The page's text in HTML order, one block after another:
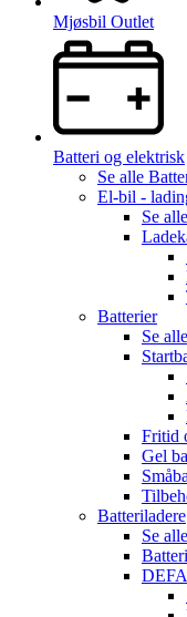
Mjøsbil Outlet
Batteri og elektrisk
Se alle
El-bil -
Se alle
Batterier
Se alle
Fritid
Gel
Batteriladere
Se alle